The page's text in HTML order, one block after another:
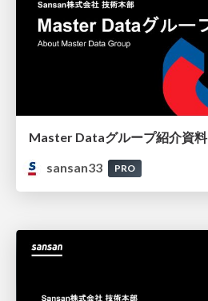
Master Dataグループ紹介資料
sansan33
PRO